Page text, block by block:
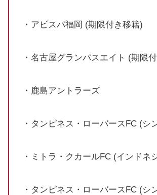
・アビスパ福岡 (期限付き移籍)
・名古屋グランパスエイト (期限
・鹿島アントラーズ
・タンピネス・ローバースFC (シ
・ミトラ・クカールFC (インドネ
・タンピネス・ローバースFC (シ